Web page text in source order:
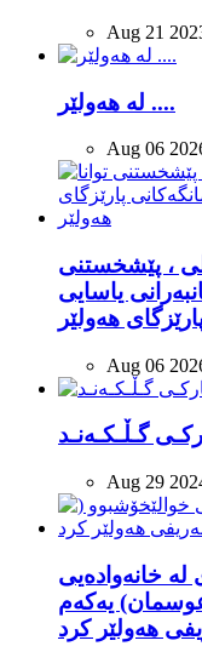
Aug 21
لە هەولێر ....
Aug 06
، پێشخستنی
یاسایی
هەولێر
Aug 06
گـڵـکـەنـد
Aug 29
لە خانەوادەیی
یەکەم